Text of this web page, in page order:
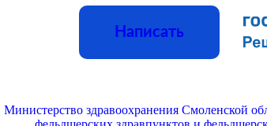
Написать
Министерство здравоохранения Смоленской